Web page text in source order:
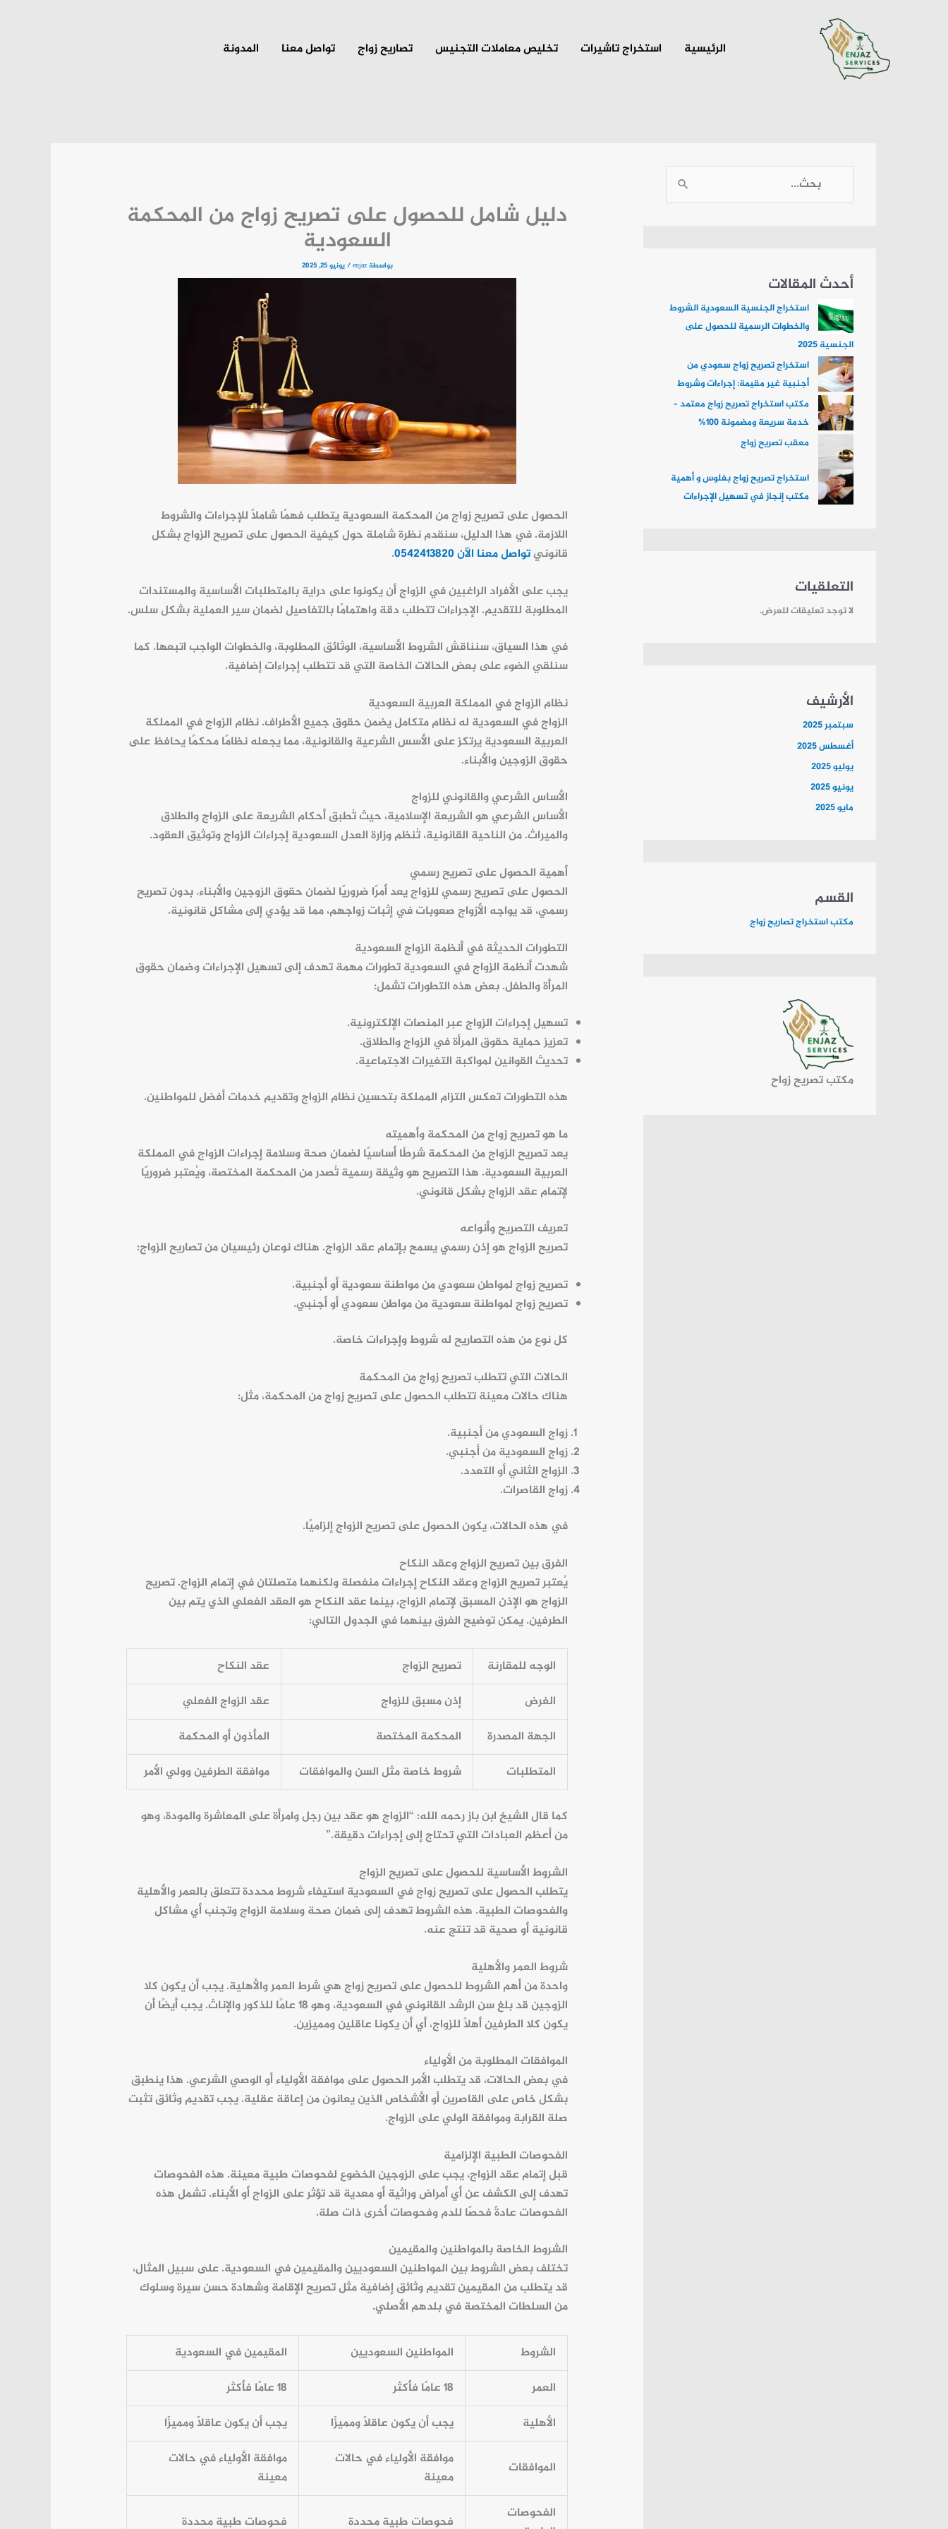
الرئيسية استخراج تاشيرات تخليص معاملات التجنيس تصاريح زواج تواصل معنا المدونة
دليل شامل للحصول على تصريح زواج من المحكمة
السعودية
بواسطة enjaz
/يونيو 25, 2025
الحصول علىتصريح زواجمنالمحكمة السعوديةيتطلب فهمًا شاملاً للإجراءات والشروط
اللازمة. في هذا الدليل، سنقدم نظرة شاملة حول كيفية الحصول على تصريح الزواج بشكل
قانونيتواصل معنا الآن 0542413820
.
يجب على الأفراد الراغبين في الزواج أن يكونوا على دراية بالمتطلبات الأساسية والمستندات
المطلوبة للتقديم. الإجراءات تتطلب دقة واهتمامًا بالتفاصيللضمان سير العملية بشكل سلس.
في هذا السياق، سنناقش الشروط الأساسية، الوثائق المطلوبة، والخطوات الواجب اتبعها. كما
سنلقي الضوء على بعض الحالات الخاصة التي قد تتطلب إجراءات إضافية.
نظام الزواج في المملكة العربية السعودية
الزواج في السعودية له نظام متكامل يضمن حقوق جميع الأطراف.نظام الزواجفي المملكة
العربية السعوديةيرتكز على الأسس الشرعية والقانونية، مما يجعله نظامًا محكمًا يحافظ على
حقوق الزوجين والأبناء.
الأساس الشرعي والقانوني للزواج
الأساس الشرعيهو الشريعة الإسلامية، حيث تُطبق أحكام الشريعة على الزواج والطلاق
والميراث. من الناحية القانونية، تُنظم وزارة العدل السعوديةإجراءات الزواجوتوثيق العقود.
أهمية الحصول على تصريح رسمي
الحصول علىتصريح رسميللزواج يعد أمرًا ضروريًا لضمان حقوق الزوجين والأبناء. بدون تصريح
رسمي، قد يواجه الأزواج صعوبات في إثبات زواجهم، مما قد يؤدي إلى مشاكل قانونية.
التطورات الحديثة في أنظمة الزواج السعودية
شهدتأنظمة الزواجفي السعودية تطورات مهمة تهدف إلى تسهيل الإجراءات وضمان حقوق
المرأة والطفل. بعض هذه التطورات تشمل:
تسهيلإجراءات الزواجعبر المنصات الإلكترونية.
تعزيز حماية حقوق المرأة في الزواج والطلاق.
تحديث القوانين لمواكبة التغيرات الاجتماعية.
هذه التطورات تعكس التزام المملكة بتحسيننظام الزواجوتقديم خدمات أفضل للمواطنين.
ما هو تصريح زواج من المحكمة وأهميته
يعد تصريح الزواج منالمحكمةشرطًا أساسيًا لضمان صحة وسلامةإجراءات الزواجفي المملكة
العربية السعودية. هذا التصريح هو وثيقة رسمية تُصدر منالمحكمة المختصة، ويُعتبر ضروريًا
لإتمام عقد الزواج بشكل قانوني.
تعريف التصريح وأنواعه
تصريح الزواج هو إذن رسمي يسمح بإتمام عقد الزواج. هناك نوعان رئيسيان من تصاريح الزواج:
تصريح زواجلمواطن سعودي من مواطنة سعودية أو أجنبية.
تصريح زواج لمواطنة سعودية من مواطن سعودي أو أجنبي.
كل نوع من هذه التصاريح له شروط وإجراءات خاصة.
الحالات التي تتطلب تصريح زواج من المحكمة
هناك حالات معينة تتطلب الحصول على تصريح زواج من المحكمة، مثل:
زواج السعودي من أجنبية.
زواج السعودية من أجنبي.
الزواج الثانيأو التعدد.
زواج القاصرات.
في هذه الحالات، يكون الحصول على تصريح الزواج إلزاميًا.
الفرق بين تصريح الزواج وعقد النكاح
يُعتبر تصريح الزواج وعقد النكاح إجراءات منفصلة ولكنهما متصلتان في إتمام الزواج. تصريح
الزواج هو الإذن المسبق لإتمام الزواج، بينما عقد النكاحهو العقد الفعلي الذي يتم بين
الطرفين. يمكن توضيح الفرق بينهما في الجدول التالي:
الوجه للمقارنة تصريح الزواج
عقد النكاح
الغرض
إذن مسبق للزواج
عقد الزواج الفعلي
الجهة المصدرة
المحكمة المختصة
المأذون أو المحكمة
المتطلبات
شروط خاصة مثل السن والموافقات موافقة الطرفين وولي الأمر
كما قال الشيخ ابن باز رحمه الله: “الزواج هو عقد بين رجل وامرأة على المعاشرة والمودة، وهو
من أعظم العبادات التي تحتاج إلى إجراءات دقيقة.”
الشروط الأساسية للحصول على تصريح الزواج
يتطلب الحصول على تصريح زواج في السعودية استيفاء شروط محددة تتعلق بالعمر والأهلية
والفحوصات الطبية. هذه الشروط تهدف إلى ضمان صحة وسلامة الزواج وتجنب أي مشاكل
قانونية أو صحية قد تنتج عنه.
شروط العمر والأهلية
واحدة من أهم الشروط للحصول على تصريح زواج هي شرطالعمروالأهلية. يجب أن يكون كلا
الزوجين قد بلغ سن الرشد القانوني في السعودية، وهو 18 عامًا للذكور والإناث. يجب أيضًا أن
يكون كلا الطرفين أهلًا للزواج، أي أن يكونا عاقلين ومميزين.
الموافقات المطلوبة من الأولياء
في بعض الحالات، قد يتطلب الأمر الحصول على موافقة الأولياء أو الوصي الشرعي. هذا ينطبق
بشكل خاص على القاصرين أو الأشخاص الذين يعانون من إعاقة عقلية. يجب تقديم وثائق تثبت
صلة القرابة وموافقة الولي على الزواج.
الفحوصات الطبية الإلزامية
قبل إتمام عقد الزواج، يجب على الزوجين الخضوع لفحوصات طبية معينة. هذه الفحوصات
تهدف إلى الكشف عن أي أمراض وراثية أو معدية قد تؤثر على الزواج أو الأبناء. تشمل هذه
الفحوصات عادةً فحصًا للدم وفحوصات أخرى ذات صلة.
الشروط الخاصة بالمواطنين والمقيمين
تختلف بعض الشروط بينالمواطنينالسعوديين والمقيمين في السعودية. على سبيل المثال،
قد يتطلب منالمقيمينتقديم وثائق إضافية مثل تصريح الإقامة وشهادة حسن سيرة وسلوك
من السلطات المختصة في بلدهم الأصلي.
الشروط المواطنين السعوديين
المقيمين في السعودية
العمر
18 عامًا فأكثر
18 عامًا فأكثر
الأهلية
يجب أن يكون عاقلًا ومميزًا يجب أن يكون عاقلًا ومميزًا
الموافقات
موافقة الأولياء في حالات
معينة
موافقة الأولياء في حالات
معينة
الفحوصات
فحوصات طبية محددة فحوصات طبية محددة
ل
ث
ن
:
أحدث المقالات
استخراج الجنسية السعودية الشروط
والخطوات الرسمية للحصول على
الجنسية 2025
استخراج تصريح زواج سعودي من
أجنبية غير مقيمة: إجراءات وشروط
مكتب استخراج تصريح زواج معتمد –
خدمة سريعة ومضمونة 100%
معقب تصريح زواج
استخراج تصريح زواج بفلوس و أهمية
مكتب إنجاز في تسهيل الإجراءات
التعلقيات
لا توجد تعليقات للعرض.
الأرشيف
سبتمبر 2025
أغسطس 2025
يوليو 2025
يونيو 2025
مايو 2025
القسم
مكتب استخراج تصاريح زواج
مكتب تصريح زواح